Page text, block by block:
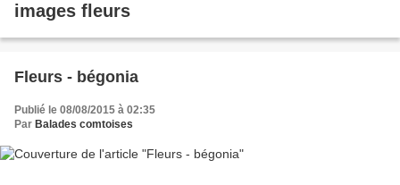
images fleurs
Fleurs - bégonia
Publié le 08/08/2015 à 02:35
Par Balades comtoises